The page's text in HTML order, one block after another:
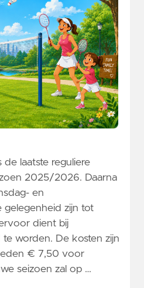
laatste reguliere
2025/2026. Daarna
en
zijn tot
dient bij
worden. De kosten zijn
€ 7,50 voor
seizoen zal op …